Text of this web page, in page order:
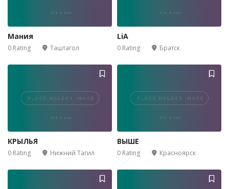
Мания
0 Rating Таштагол
LiA
0 Rating Братск
КРЫЛЬЯ
0 Rating Нижний Тагил
ВЫШЕ
0 Rating Красноярск